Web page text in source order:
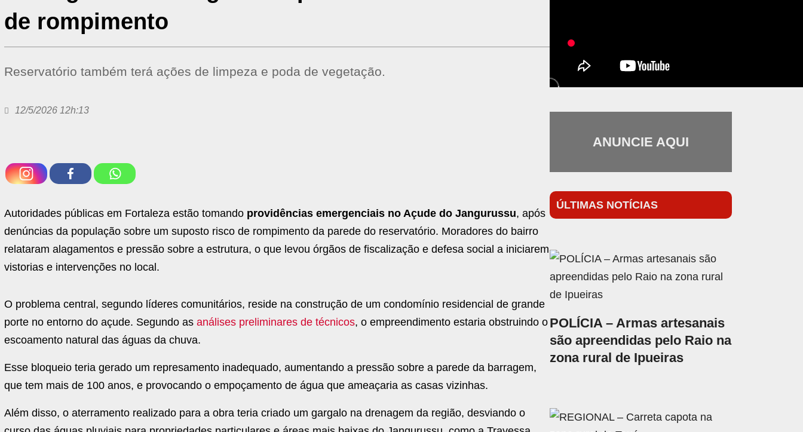
de rompimento
Reservatório também terá ações de limpeza e poda de vegetação.
12/5/2026 12h:13
Autoridades públicas em Fortaleza estão tomando providências emergenciais no Açude do Jangurussu, após
denúncias da população sobre um suposto risco de rompimento da parede do reservatório. Moradores do bairro
relataram alagamentos e pressão sobre a estrutura, o que levou órgãos de fiscalização e defesa social a iniciarem
vistorias e intervenções no local.
O problema central, segundo líderes comunitários, reside na construção de um condomínio residencial de grande
porte no entorno do açude. Segundo asanálises preliminares de técnicos, o empreendimento estaria obstruindo o
escoamento natural das águas da chuva.
Esse bloqueio teria gerado um represamento inadequado, aumentando a pressão sobre a parede da barragem,
que tem mais de 100 anos, e provocando o empoçamento de água que ameaçaria as casas vizinhas.
Além disso, o aterramento realizado para a obra teria criado um gargalo na drenagem da região, desviando o
ANUNCIE AQUI
ÚLTIMAS NOTÍCIAS
POLÍCIA – Armas artesanais
são apreendidas pelo Raio na
zona rural de Ipueiras